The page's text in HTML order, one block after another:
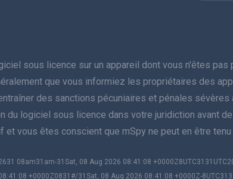
简体
Dansk
sous licence sur un appareil dont vous n'êtes
que vous informiez les propriétaires des
des sanctions pécuniaires et pénales sévères
logiciel sous licence dans votre juridiction avant
vous êtes conscient que mSpy ne peut en être
08am31am-31Sat, 08 Aug 2026 08:41:08
+0000Z0831#/31Sat, 08 Aug 2026 08:41:08 +0000Z-